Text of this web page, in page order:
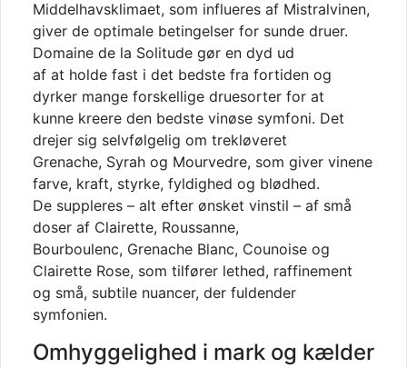
Middelhavsklimaet, som influeres af Mistralvinen,
giver de optimale betingelser for sunde druer.
Domaine de la Solitude gør en dyd ud
af at holde fast i det bedste fra fortiden og
dyrker mange forskellige druesorter for at
kunne kreere den bedste vinøse symfoni. Det
drejer sig selvfølgelig om trekløveret
Grenache, Syrah og Mourvedre, som giver vinene
farve, kraft, styrke, fyldighed og blødhed.
De suppleres – alt efter ønsket vinstil – af små
doser af Clairette, Roussanne,
Bourboulenc, Grenache Blanc, Counoise og
Clairette Rose, som tilfører lethed, raffinement
og små, subtile nuancer, der fuldender
symfonien.
Omhyggelighed i mark og kælder